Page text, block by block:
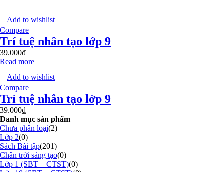
Add to wishlist
Compare
Trí tuệ nhân tạo lớp 9
39.000₫
Read more
Add to wishlist
Compare
Trí tuệ nhân tạo lớp 9
39.000₫
Danh mục sản phẩm
Chưa phân loại(2)
Lớp 2(0)
Sách Bài tập(201)
Chân trời sáng tạo(0)
Lớp 1 (SBT – CTST)(0)